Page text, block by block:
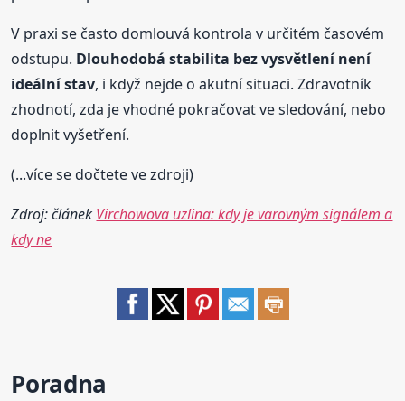
V praxi se často domlouvá kontrola v určitém časovém
odstupu. Dlouhodobá stabilita bez vysvětlení není
ideální stav, i když nejde o akutní situaci. Zdravotník
zhodnotí, zda je vhodné pokračovat ve sledování, nebo
doplnit vyšetření.
(...více se dočtete ve zdroji)
Zdroj: článek Virchowova uzlina: kdy je varovným signálem a
kdy ne
Poradna